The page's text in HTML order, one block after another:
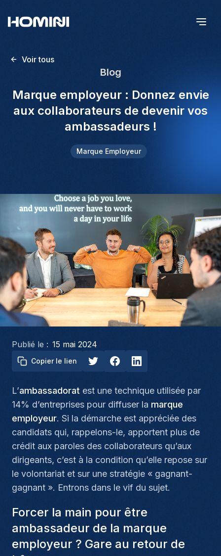
Voir tous
Blog
Marque employeur : Donnez envie
aux collaborateurs de devenir vos
ambassadeurs !
Marque Employeur
Publié le : 15 mai 2024
Copier le lien
L’ambassadorat est une technique utilisée par
14% d’entreprises pour diffuser la marque
employeur. Si la démarche est appréciée des
candidats qui, rappelons-le, apportent plus de
crédit aux paroles des collaborateurs qu’aux
dirigeants, c’est à la condition qu’elle repose sur
le volontariat et sur une stratégie « gagnant-
gagnant ». Entrons dans le vif du sujet.
Forcer la main pour être
ambassadeur de la marque
employeur ? Gare au retour de